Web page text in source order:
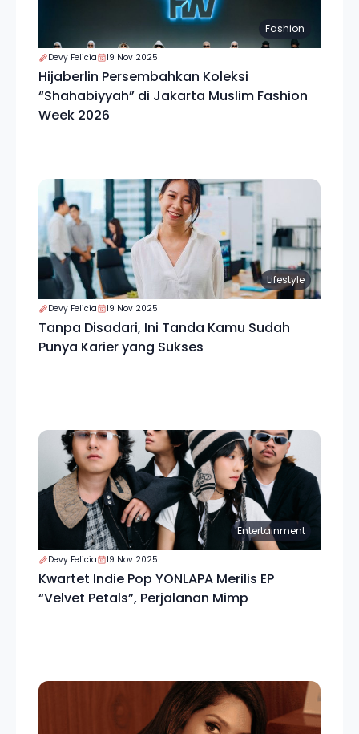
Fashion
Devy Felicia 19 Nov 2025
Hijaberlin Persembahkan Koleksi
“Shahabiyyah” di Jakarta Muslim Fashion
Week 2026
Lifestyle
Devy Felicia 19 Nov 2025
Tanpa Disadari, Ini Tanda Kamu Sudah
Punya Karier yang Sukses
Entertainment
Devy Felicia 19 Nov 2025
Kwartet Indie Pop YONLAPA Merilis EP
“Velvet Petals”, Perjalanan Mimp